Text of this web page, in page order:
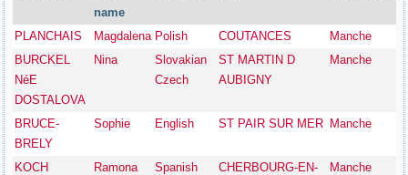
name
PLANCHAIS Magdalena Polish COUTANCES
Manche
BURCKEL
NéE
DOSTALOVA
Nina
Slovakian
Czech
ST MARTIN D
AUBIGNY
Manche
BRUCE-
BRELY
Sophie English ST PAIR SUR MER Manche
KOCH Ramona
Spanish
CHERBOURG-EN-
Manche